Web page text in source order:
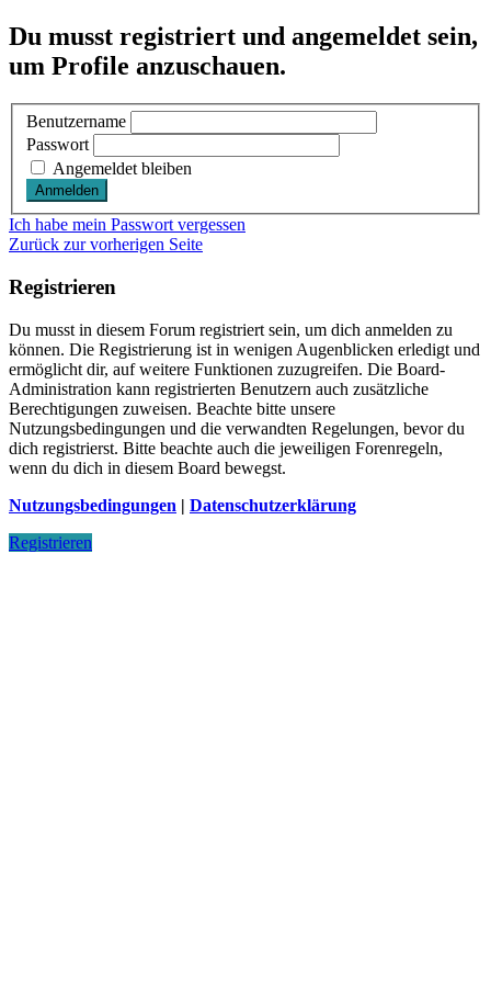
Du musst registriert und angemeldet sein,
um Profile anzuschauen.
Benutzername
Passwort
Angemeldet bleiben
Ich habe mein Passwort vergessen
Zurück zur vorherigen Seite
Registrieren
Du musst in diesem Forum registriert sein, um dich anmelden zu
können. Die Registrierung ist in wenigen Augenblicken erledigt und
ermöglicht dir, auf weitere Funktionen zuzugreifen. Die Board-
Administration kann registrierten Benutzern auch zusätzliche
Berechtigungen zuweisen. Beachte bitte unsere
Nutzungsbedingungen und die verwandten Regelungen, bevor du
dich registrierst. Bitte beachte auch die jeweiligen Forenregeln,
wenn du dich in diesem Board bewegst.
Nutzungsbedingungen | Datenschutzerklärung
Registrieren